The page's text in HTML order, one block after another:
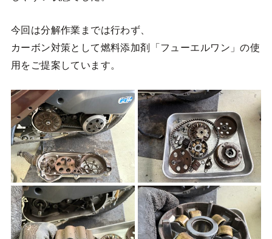
今回は分解作業までは行わず、
カーボン対策として燃料添加剤「フューエルワン」の使
用をご提案しています。